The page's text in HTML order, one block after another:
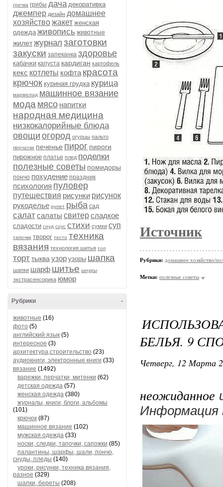
гречка грибы дача декоративка
джемпер дизайн домашнее
хозяйствожакет женская
одежда живопись животные
жилетжурнал заготовки
закуски запеканка здоровье
кабачки капуста кардиган картофель
кекс котлеты кофта красота
крючок куриная грудка курица
мармелад машинное вязание
мода мясо напитки
народная медицина
низкокалорийные блюда
овощи огород огурцы пальто
перчатки печенье пирог пироги
пирожное платье плед поделки
полезные советы помидоры
пончо похудение праздник
психология пуловер
путешествия рисунки рисунок
рукоделье рулет рыба сад
салатсалаты свитерсладкое
сладости снуд соус стихи сумки суп
тапочки творог тесто техника
вязания технология шитья топ
торттыква узор узоры шапка
шапки шарф шитье шнуры
экстрасенсорика юмор
-
Рубрики
животные (16)
фото (5)
английский язык (5)
интересное (3)
архитектура,строительство (23)
аудиокниги, электронные книги (33)
вязание (1492)
варежки, перчатки, митенки (62)
детская одежда (57)
женская одежда (380)
журналы, книги, блоги, альбомы
(101)
крючок (87)
машинное вязание (102)
мужская одежда (33)
носки, следки, тапочки, сапожки (85)
палантины, шарфы, шали, пончо,
снуды, пледы (140)
уроки, рисунки, техника вязания,
разное (329)
шапки, береты (208)
Источник
Рубрики: домашнее хозяйство/
Метки: полезные советы
БЕЛЬЯ. 9
Четверг, 12 Марта
неожиданное
Информация